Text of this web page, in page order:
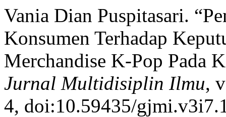
Vania Dian Puspitasari.
Konsumen Terhadap
Merchandise K-Pop Pada
Jurnal Multidisiplin Ilmu,
4, doi:10.59435/